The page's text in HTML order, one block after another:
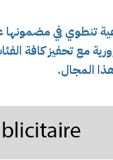
تنطوي في مضمونها
مع تحفيز كافة
المجال.